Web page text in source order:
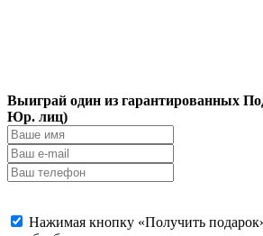
Выиграй один из гарантированных
Юр. лиц)
Нажимая кнопку «Получить